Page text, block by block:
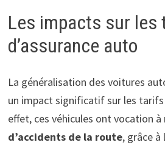
Les impacts sur les
d’assurance auto
La généralisation des voitures
un impact significatif sur les tarifs
effet, ces véhicules ont vocation à
d’accidents de la route, grâce à